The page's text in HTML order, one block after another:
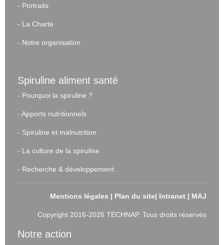
- Portraits
- La Charte
- Notre organisation
Spiruline aliment santé
- Pourquoi la spiruline ?
- Apports nutritionnels
- Spiruline et malnutrition
- La culture de la spiruline
- Recherche & développement
Mentions légales | Plan du site| Intranet | MAJ
Copyright 2016-2026 TECHNAP. Tous droits réservés
Notre action